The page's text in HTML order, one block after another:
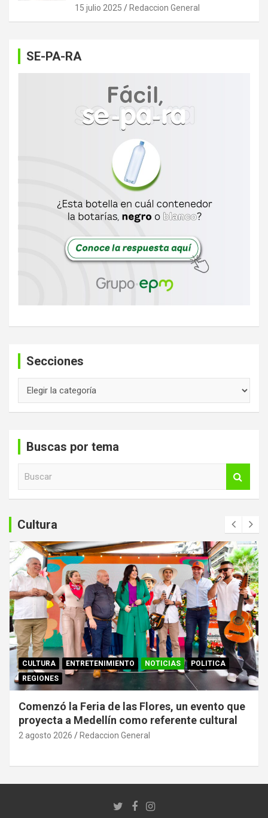
15 julio 2025 Redaccion General
SE-PA-RA
Secciones
Buscas por tema
a
r
Cultura
CULTURA ENTRETENIMIENTO NOTICIAS
POLITICA
REGIONES
Comenzó la Feria de las Flores, un evento que
proyecta a Medellín como referente cultural
2 agosto 2026 Redaccion General